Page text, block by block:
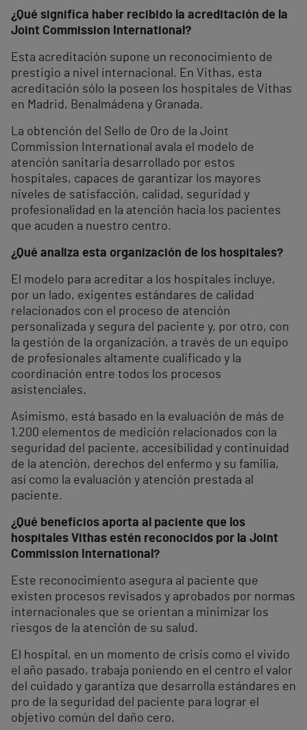
¿Qué significa haber recibido la acreditación de la
Joint Commission International?
Esta acreditación supone un reconocimiento de
prestigio a nivel internacional. En Vithas, esta
acreditación sólo la poseen los hospitales de Vithas
en Madrid, Benalmádena y Granada.
La obtención del Sello de Oro de la Joint
Commission International avala el modelo de
atención sanitaria desarrollado por estos
hospitales, capaces de garantizar los mayores
niveles de satisfacción, calidad, seguridad y
profesionalidad en la atención hacia los pacientes
que acuden a nuestro centro.
¿Qué analiza esta organización de los hospitales?
El modelo para acreditar a los hospitales incluye,
por un lado, exigentes estándares de calidad
relacionados con el proceso de atención
personalizada y segura del paciente y, por otro, con
la gestión de la organización, a través de un equipo
de profesionales altamente cualificado y la
coordinación entre todos los procesos
asistenciales.
Asimismo, está basado en la evaluación de más de
1.200 elementos de medición relacionados con la
seguridad del paciente, accesibilidad y continuidad
de la atención, derechos del enfermo y su familia,
así como la evaluación y atención prestada al
paciente.
¿Qué beneficios aporta al paciente que los
hospitales Vithas estén reconocidos por la Joint
Commission International?
Este reconocimiento asegura al paciente que
existen procesos revisados y aprobados por normas
internacionales que se orientan a minimizar los
riesgos de la atención de su salud.
El hospital, en un momento de crisis como el vivido
el año pasado, trabaja poniendo en el centro el valor
del cuidado y garantiza que desarrolla estándares en
pro de la seguridad del paciente para lograr el
objetivo común del daño cero.